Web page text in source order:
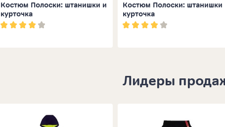
Костюм Полоски: штанишки и
курточка
Костюм Полоски: штанишки
курточка
Лидеры